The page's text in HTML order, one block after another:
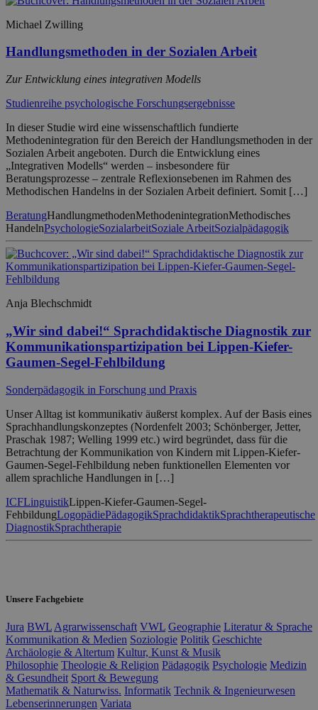
Michael Zwilling
Handlungsmethoden in der Sozialen Arbeit
Zur Entwicklung eines integrativen Modells
Studienreihe psychologische Forschungsergebnisse
In dieser Studie wird eine wissenschaftlich fundierte
Methodenintegration für den Bereich der Handlungsmethoden in der
Sozialen Arbeit angeboten. Durch die Entwicklung eines
„Integrativen Modells“ werden – insbesondere für
Beratungsprozesse – zentrale Reflexionsebenen im Rahmen des
Methodischen Handelns in der Sozialen Arbeit definiert. Somit […]
BeratungHandlungmethodenMethodenintegrationMethodisches
HandelnPsychologieSozialarbeitSoziale ArbeitSozialpädagogik
Anja Blechschmidt
„Wir sind dabei!“ Sprachdidaktische Diagnostik zur
Kommunikationspartizipation bei Lippen-Kiefer-
Gaumen-Segel-Fehlbildung
Sonderpädagogik in Forschung und Praxis
Unser Alltag ist kommunikativ äußerst komplex. Auf der Basis eines
Sprachhandlungskonzeptes (Nordenfelt 2003; Schönberger, Jetter,
Praschak 1987; Welling 1999 etc.) wird begründet, dass für die
Betrachtung der Kommunikation von Kindern mit Lippen-Kiefer-
Gaumen-Segel-Fehlbildung neben funktionellen Elementen vor
allem sprachliche Handlungen in […]
ICFLinguistikLippen-Kiefer-Gaumen-Segel-
FehbildungLogopädiePädagogikSprachdidaktikSprachtherapeutische
DiagnostikSprachtherapie
Unsere Fachgebiete
Jura BWL Agrarwissenschaft VWL Geographie Literatur & Sprache
Kommunikation & Medien Soziologie Politik Geschichte
Archäologie & Altertum Kultur, Kunst & Musik
Philosophie Theologie & Religion Pädagogik Psychologie Medizin
& Gesundheit Sport & Bewegung
Mathematik & Naturwiss. Informatik Technik & Ingenieurwesen
Lebenserinnerungen Variata